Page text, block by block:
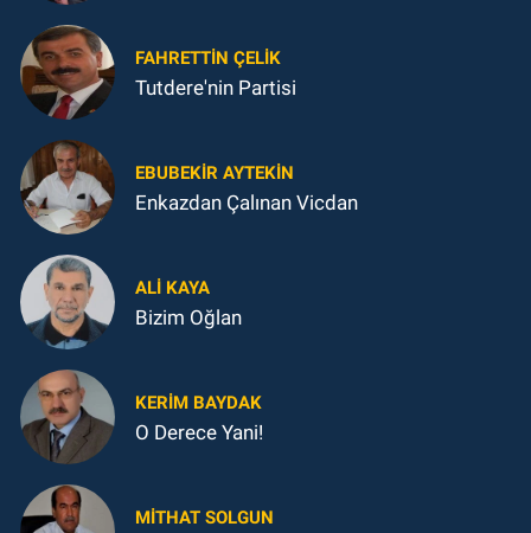
FAHRETTIN ÇELİK
Tutdere'nin Partisi
EBUBEKIR AYTEKIN
Enkazdan Çalınan Vicdan
ALI KAYA
Bizim Oğlan
KERIM BAYDAK
O Derece Yani!
MITHAT SOLGUN